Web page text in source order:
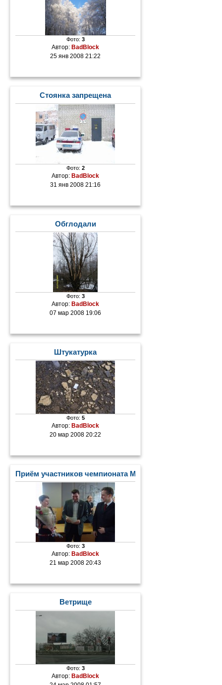
Фото: 3
Автор: BadBlock
25 янв 2008 21:22
Стоянка запрещена
Фото: 2
Автор:BadBlock
31 янв 2008 21:16
Обглодали
Фото: 3
Автор: BadBlock
07 мар 2008 19:06
Штукатурка
Фото: 5
Автор: BadBlock
20 мар 2008 20:22
Приём участников чемпионата Мира по лыжным
Фото: 3
Автор: BadBlock
21 мар 2008 20:43
Ветрище
Фото: 3
Автор:BadBlock